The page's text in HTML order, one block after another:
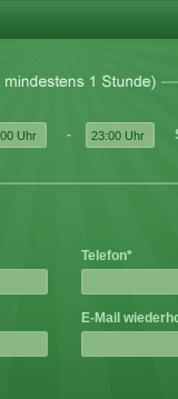
-
Telefon*
E-Mail